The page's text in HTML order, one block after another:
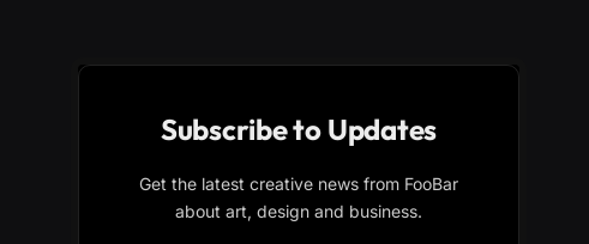
Subscribe to Updates
Get the latest creative news from FooBar
about art, design and business.